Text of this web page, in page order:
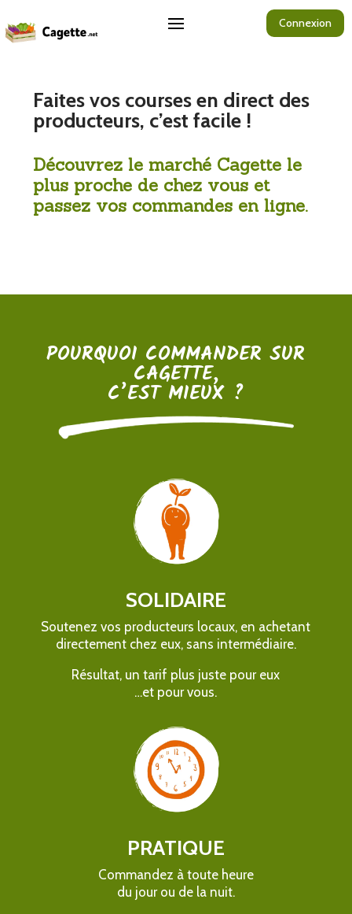
Connexion
Faites vos courses en direct des
producteurs, c’est facile !
Découvrez le marché Cagette le
plus proche de chez vous et
passez vos commandes en ligne.
POURQUOI COMMANDER SUR
CAGETTE,
C’EST MIEUX ?
SOLIDAIRE
Soutenez vos producteurs locaux, en achetant
directement chez eux, sans intermédiaire.
Résultat, un tarif plus juste pour eux
…et pour vous.
PRATIQUE
Commandez à toute heure
du jour ou de la nuit.